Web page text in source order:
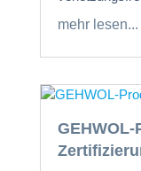
mehr lesen...